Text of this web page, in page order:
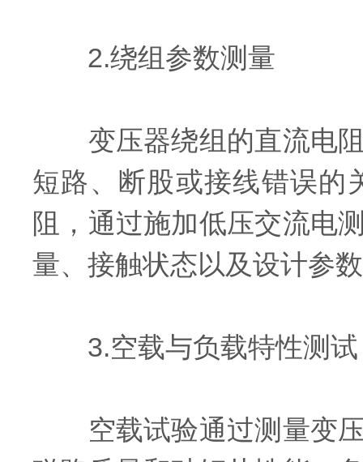
2.绕组参数测量
变压器绕组的直流电阻
短路、断股或接线错误的
阻，通过施加低压交流电
量、接触状态以及设计参
3.空载与负载特性测试
空载试验通过测量变压